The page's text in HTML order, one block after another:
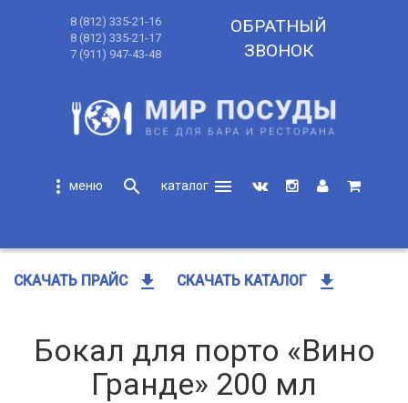
8 (812) 335-21-16
8 (812) 335-21-17
7 (911) 947-43-48
ОБРАТНЫЙ
ЗВОНОК
more_vert search
menu
СКАЧАТЬ ПРАЙС get_app СКАЧАТЬ КАТАЛОГ get_app
Бокал для порто «Вино
Гранде» 200 мл